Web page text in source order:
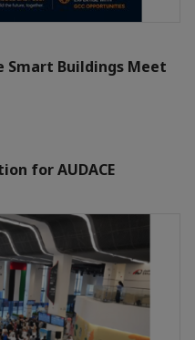
Smart Buildings Meet
for AUDACE